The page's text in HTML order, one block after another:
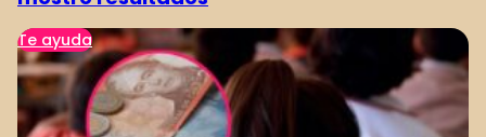
Te ayuda